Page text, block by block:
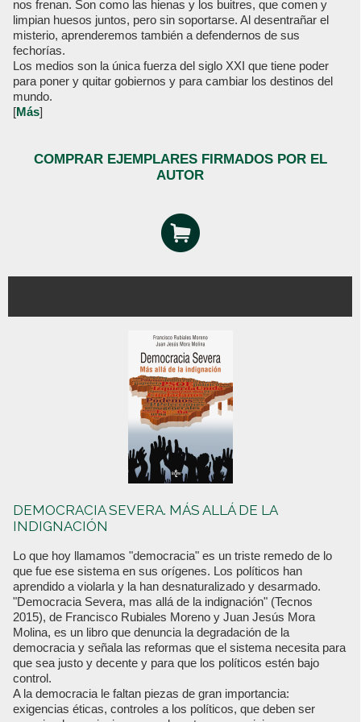
nos frenan. Son como las hienas y los buitres, que comen y
limpian huesos juntos, pero sin soportarse. Al desentrañar el
misterio, aprenderemos también a defendernos de sus
fechorías.
Los medios son la única fuerza del siglo XXI que tiene poder
para poner y quitar gobiernos y para cambiar los destinos del
mundo.
[Más]
COMPRAR EJEMPLARES FIRMADOS POR EL
AUTOR
DEMOCRACIA SEVERA. MÁS ALLÁ DE LA
INDIGNACIÓN
Lo que hoy llamamos "democracia" es un triste remedo de lo
que fue ese sistema en sus orígenes. Los políticos han
aprendido a violarla y la han desnaturalizado y desarmado.
"Democracia Severa, mas allá de la indignación" (Tecnos
2015), de Francisco Rubiales Moreno y Juan Jesús Mora
Molina, es un libro que denuncia la degradación de la
democracia y señala las reformas que el sistema necesita para
que sea justo y decente y para que los políticos estén bajo
control.
A la democracia le faltan piezas de gran importancia:
exigencias éticas, controles a los políticos, que deben ser